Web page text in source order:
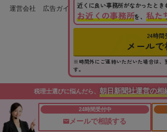
税理士選びに悩んだら、 朝日新聞社運営の相
24時間受付中
メールで相談する
近くに良い事務所がなかったとき
お近くの事務所を、 私た
24時間
メール
※時間外にご連絡いただいた場合は、
す。
運営会社 広告ガイド お問い合わせ
Copyright© The Asahi Shimbun Company.